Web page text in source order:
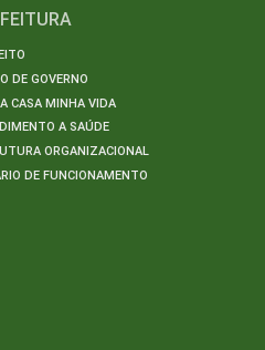
DE GOVERNO
CASA MINHA VIDA
A SAÚDE
ORGANIZACIONAL
DE FUNCIONAMENTO